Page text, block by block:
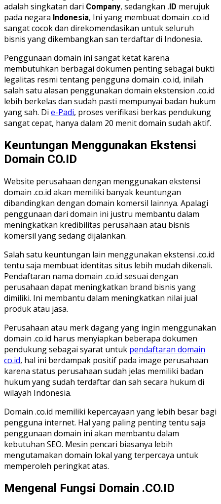
adalah singkatan dari Company, sedangkan .ID merujuk
pada negara Indonesia, Ini yang membuat domain .co.id
sangat cocok dan direkomendasikan untuk seluruh
bisnis yang dikembangkan san terdaftar di Indonesia.
Penggunaan domain ini sangat ketat karena
membutuhkan berbagai dokumen penting sebagai bukti
legalitas resmi tentang pengguna domain .co.id, inilah
salah satu alasan penggunakan domain ekstension .co.id
lebih berkelas dan sudah pasti mempunyai badan hukum
yang sah. Di e-Padi, proses verifikasi berkas pendukung
sangat cepat, hanya dalam 20 menit domain sudah aktif.
Keuntungan Menggunakan Ekstensi
Domain CO.ID
Website perusahaan dengan menggunakan ekstensi
domain .co.id akan memiliki banyak keuntungan
dibandingkan dengan domain komersil lainnya. Apalagi
penggunaan dari domain ini justru membantu dalam
meningkatkan kredibilitas perusahaan atau bisnis
komersil yang sedang dijalankan.
Salah satu keuntungan lain menggunakan ekstensi .co.id
tentu saja membuat identitas situs lebih mudah dikenali.
Pendaftaran nama domain .co.id sesuai dengan
perusahaan dapat meningkatkan brand bisnis yang
dimiliki. Ini membantu dalam meningkatkan nilai jual
produk atau jasa.
Perusahaan atau merk dagang yang ingin menggunakan
domain .co.id harus menyiapkan beberapa dokumen
pendukung sebagai syarat untuk pendaftaran domain
co.id, hal ini berdampak positif pada image perusahaan
karena status perusahaan sudah jelas memiliki badan
hukum yang sudah terdaftar dan sah secara hukum di
wilayah Indonesia.
Domain .co.id memiliki kepercayaan yang lebih besar bagi
pengguna internet. Hal yang paling penting tentu saja
penggunaan domain ini akan membantu dalam
kebutuhan SEO. Mesin pencari biasanya lebih
mengutamakan domain lokal yang terpercaya untuk
memperoleh peringkat atas.
Mengenal Fungsi Domain .CO.ID